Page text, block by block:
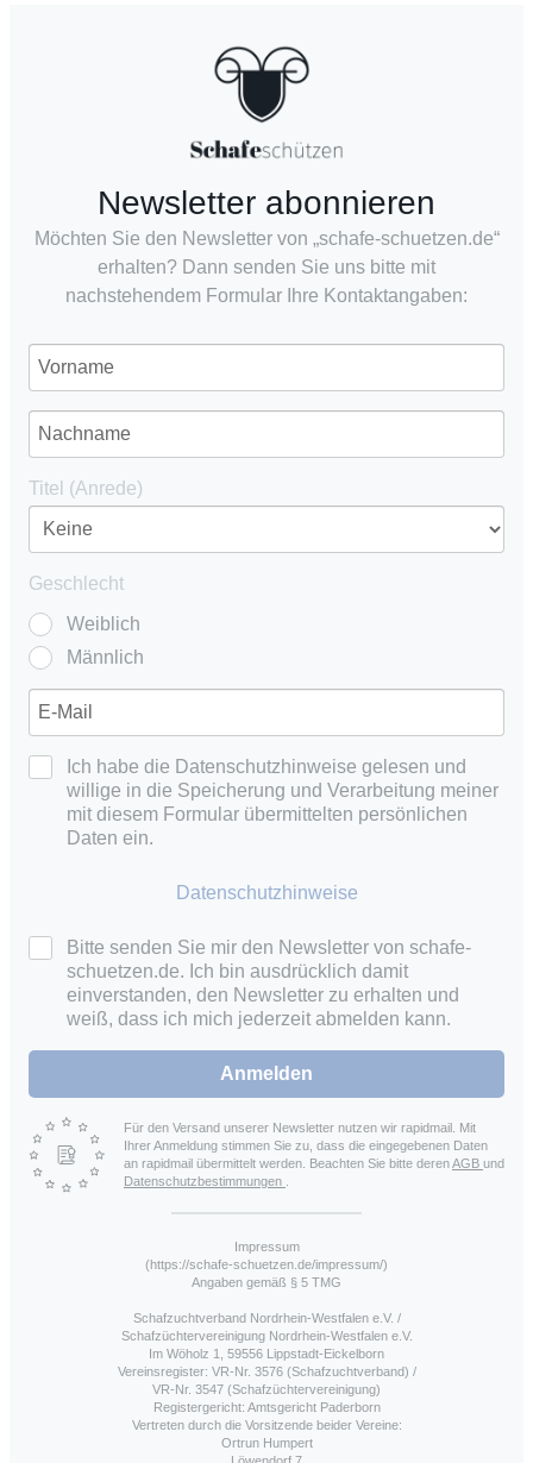
Newsletter abonnieren
Möchten Sie den Newsletter von „schafe-schuetzen.de“
erhalten? Dann senden Sie uns bitte mit
nachstehendem Formular Ihre Kontaktangaben:
Titel (Anrede)
Geschlecht
Weiblich
Männlich
Ich habe die Datenschutzhinweise gelesen und
willige in die Speicherung und Verarbeitung meiner
mit diesem Formular übermittelten persönlichen
Daten ein.
Datenschutzhinweise
Bitte senden Sie mir den Newsletter von schafe-
schuetzen.de. Ich bin ausdrücklich damit
einverstanden, den Newsletter zu erhalten und
weiß, dass ich mich jederzeit abmelden kann.
Anmelden
Für den Versand unserer Newsletter nutzen wir rapidmail. Mit
Ihrer Anmeldung stimmen Sie zu, dass die eingegebenen Daten
an rapidmail übermittelt werden. Beachten Sie bitte derenAGB und
Datenschutzbestimmungen
Impressum
(https://schafe-schuetzen.de/impressum/)
Angaben gemäß § 5 TMG
Schafzuchtverband Nordrhein-Westfalen e.V. /
Schafzüchtervereinigung Nordrhein-Westfalen e.V.
Im Wöholz 1, 59556 Lippstadt-Eickelborn
Vereinsregister: VR-Nr. 3576 (Schafzuchtverband) /
VR-Nr. 3547 (Schafzüchtervereinigung)
Registergericht: Amtsgericht Paderborn
Vertreten durch die Vorsitzende beider Vereine:
Ortrun Humpert